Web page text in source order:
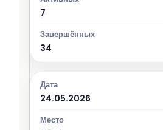
7
34
24.05.2026